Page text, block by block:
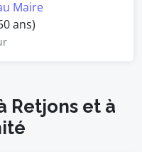
Maire
ans)
Retjons et à